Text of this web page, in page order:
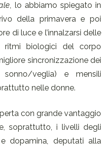
, lo abbiamo spiegato in
della primavera e poi
di luce e l’innalzarsi delle
ritmi biologici del corpo
sincronizzazione dei
sonno/veglia) e mensili
nelle donne.
con grande vantaggio
soprattutto, i livelli degli
dopamina, deputati alla